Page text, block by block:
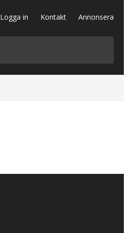
Logga in Kontakt Annonsera